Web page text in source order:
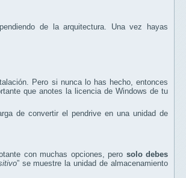
de la arquitectura. Una vez hayas
Pero si nunca lo has hecho, entonces
que anotes la licencia de Windows de tu
de convertir el pendrive en una unidad de
con muchas opciones, pero solo debes
” se muestre la unidad de almacenamiento